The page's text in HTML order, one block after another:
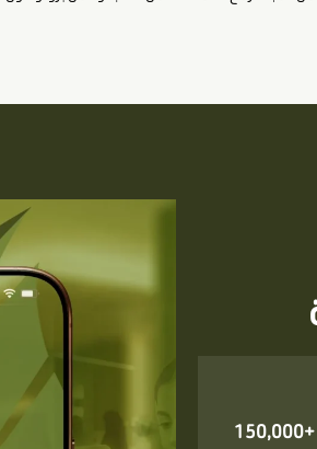
ليس متجراً للمنتجات ، بل متجر للبروتوكولات الطبية بيد دكتورة أسماء حجازي مع +150,000